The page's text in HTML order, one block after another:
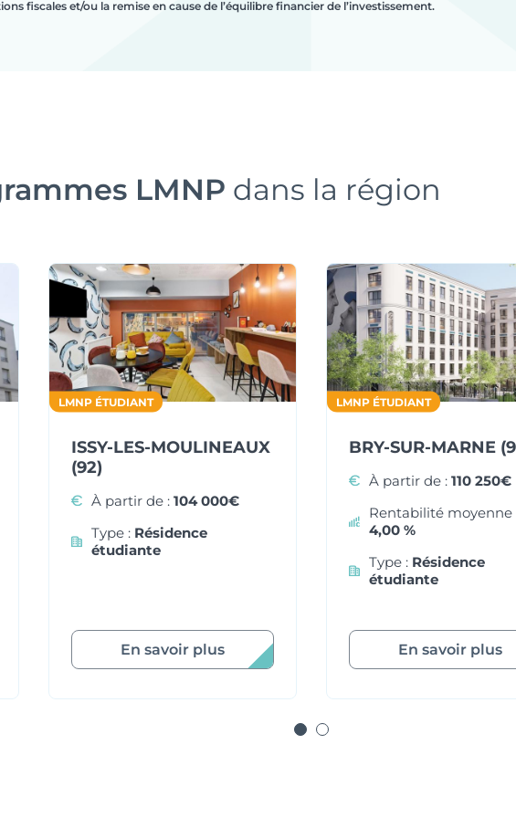
fiscales et/ou la remise en cause de l’équilibre financier de l’investissement.
LMNP dans la région
LMNP ÉTUDIANT
ISSY-LES-MOULINEAUX
(92)
À partir de : 104 000€
Type : Résidence
étudiante
En savoir plus
LMNP ÉTUDIANT
BRY-SUR-MARNE
À partir de : 110 250€
Rentabilité moyenne
4,00 %
Type : Résidence
étudiante
En savoir plus